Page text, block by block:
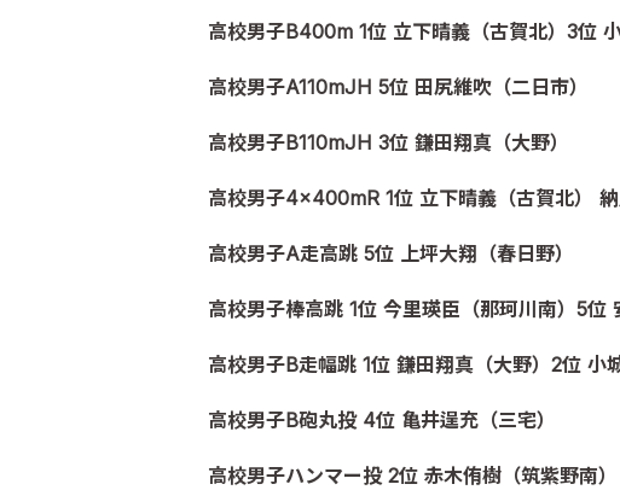
高校男子B400m 1位 立下晴義（古賀北）3位 小
高校男子A110mJH 5位 田尻維吹（二日市）
高校男子B110mJH 3位 鎌田翔真（大野）
高校男子4×400mR 1位 立下晴義（古賀北）
高校男子A走高跳 5位 上坪大翔（春日野）
高校男子棒高跳 1位 今里瑛臣（那珂川南）5位
高校男子B走幅跳 1位 鎌田翔真（大野）2位 小
高校男子B砲丸投 4位 亀井逞充（三宅）
高校男子ハンマー投 2位 赤木侑樹（筑紫野南）